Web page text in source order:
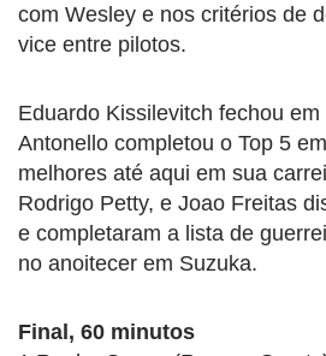
com Wesley e nos critérios de
vice entre pilotos.
Eduardo Kissilevitch fechou
Antonello completou o Top 5
melhores até aqui em sua
Rodrigo Petty, e Joao Freitas
e completaram a lista de
no anoitecer em Suzuka.
Final, 60 minutos